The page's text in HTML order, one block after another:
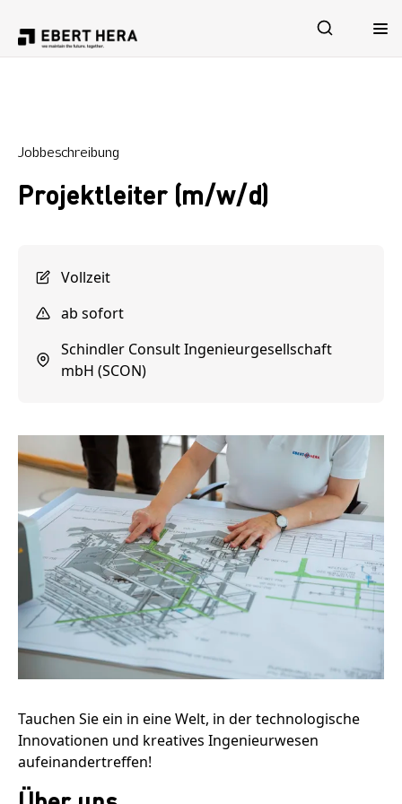
Sicherheit
Unternehmen
Karriere
Jetzt Kontakt aufnehmen
Jobbeschreibung
Projektleiter (m/w/d)
Vollzeit
ab sofort
Schindler Consult Ingenieurgesellschaft
mbH (SCON)
Tauchen Sie ein in eine Welt, in der technologische
Innovationen und kreatives Ingenieurwesen
aufeinandertreffen!